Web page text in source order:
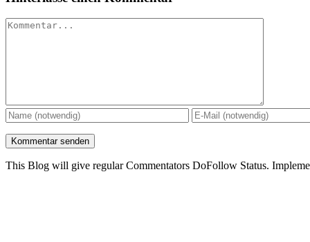
Kommentar
This Blog will give regular Commentators DoFollow Status.